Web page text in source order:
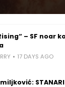
– SF noar
17 DAYS AGO
STANARI